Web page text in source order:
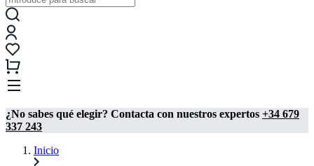
¿No sabes qué elegir? Contacta con nuestros expertos +34 679
337 243
Inicio